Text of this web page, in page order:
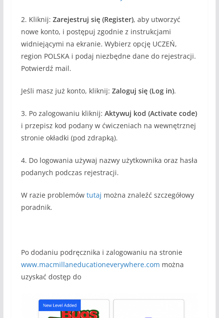
2. Kliknij: Zarejestruj się (Register), aby utworzyć
nowe konto, i postępuj zgodnie z instrukcjami
widniejącymi na ekranie. Wybierz opcję UCZEŃ,
region POLSKA i podaj niezbędne dane do rejestracji.
Potwierdź mail.
Jeśli masz już konto, kliknij: Zaloguj się (Log in).
3. Po zalogowaniu kliknij: Aktywuj kod (Activate code)
i przepisz kod podany w ćwiczeniach na wewnętrznej
stronie okładki (pod zdrapką).
4. Do logowania używaj nazwy użytkownika oraz hasła
podanych podczas rejestracji.
W razie problemów tutaj można znaleźć szczegółowy
poradnik.
Po dodaniu podręcznika i zalogowaniu na stronie
www.macmillaneducationeverywhere.com można
uzyskać dostęp do